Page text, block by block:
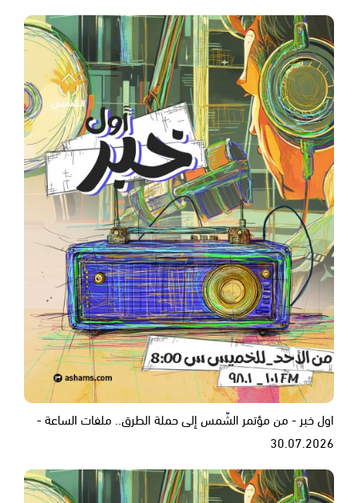
اول خبر - من مؤتمر الشّمس إلى حملة الطرق.. ملفات الساعة -
30.07.2026